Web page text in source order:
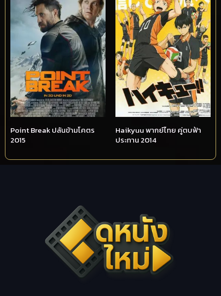
Point Break ปล้นข้ามโคตร
2015
Haikyuu พากย์ไทย คู่ตบฟ้า
ประทาน 2014